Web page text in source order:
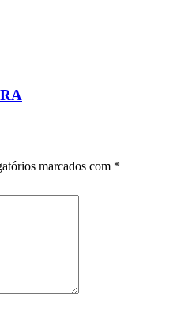
marcados com *